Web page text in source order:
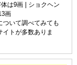
は9画 | ショクヘン
画
ついて調べてみても
トが多数ありま